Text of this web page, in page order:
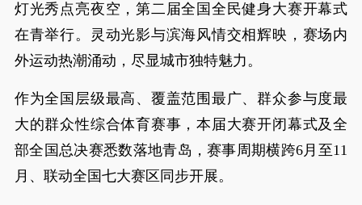
灯光秀点亮夜空，第二届全国全民健身大赛开幕式
在青举行。灵动光影与滨海风情交相辉映，赛场内
外运动热潮涌动，尽显城市独特魅力。
作为全国层级最高、覆盖范围最广、群众参与度最
大的群众性综合体育赛事，本届大赛开闭幕式及全
部全国总决赛悉数落地青岛，赛事周期横跨6月至11
月、联动全国七大赛区同步开展。